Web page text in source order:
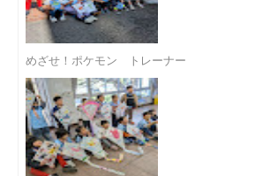
めざせ！ポケモン トレーナー